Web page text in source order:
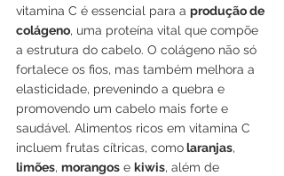
vitamina C é essencial para a produção de
colágeno, uma proteína vital que compõe
a estrutura do cabelo. O colágeno não só
fortalece os fios, mas também melhora a
elasticidade, prevenindo a quebra e
promovendo um cabelo mais forte e
saudável. Alimentos ricos em vitamina C
incluem frutas cítricas, como laranjas,
limões, morangos e kiwis, além de